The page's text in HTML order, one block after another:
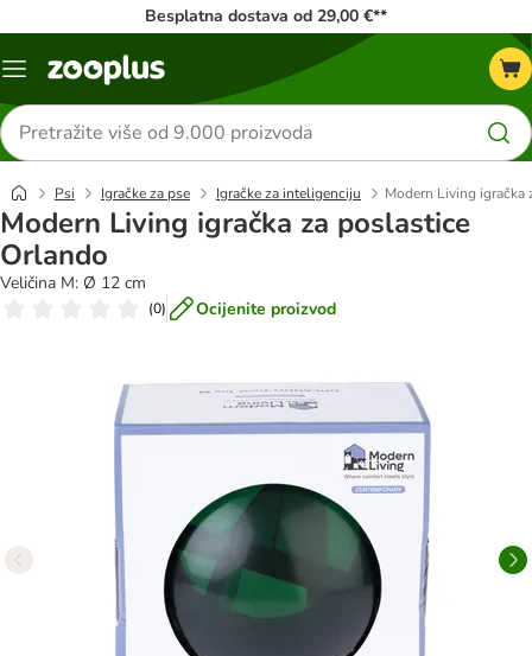
Besplatna dostava od 29,00 €**
Izbornik
Traži
proizvode
Psi Igračke za pse Igračke za inteligenciju Modern Living igračka
Modern Living igračka za poslastice
Orlando
Veličina M: Ø 12 cm
(0) Ocijenite proizvod